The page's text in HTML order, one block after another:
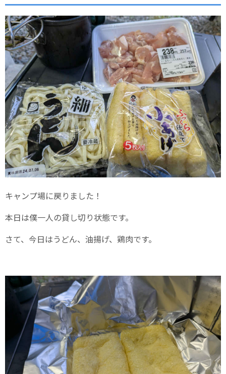
キャンプ場に戻りました！
本日は僕一人の貸し切り状態です。
さて、今日はうどん、油揚げ、鶏肉です。